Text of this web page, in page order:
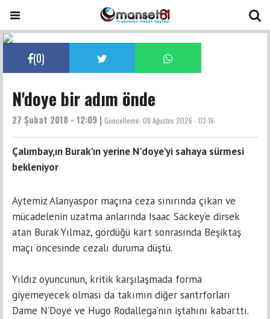
(0)
N'doye bir adım önde
27 Şubat 2018 - 12:09 | Güncelleme: 08 Ağustos 2026 - 03:16
Çalımbay,ın Burak'ın yerine N'doye'yi sahaya sürmesi
bekleniyor
Aytemiz Alanyaspor maçına ceza sınırında çıkan ve
mücadelenin uzatma anlarında Isaac Sackey‘e dirsek
atan Burak Yılmaz, gördüğü kart sonrasında Beşiktaş
maçı öncesinde cezalı duruma düştü.
Yıldız oyuncunun, kritik karşılaşmada forma
giyemeyecek olması da takımın diğer santrforları
Dame N’Doye ve Hugo Rodallega’nın iştahını kabarttı.